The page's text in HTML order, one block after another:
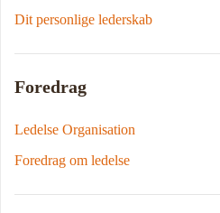
Dit personlige lederskab
Foredrag
Ledelse Organisation
Foredrag om ledelse